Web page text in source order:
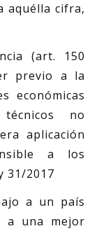
aquélla cifra,
(art. 150
previo a la
económicas
no
aplicación
a los
31/2017
a un país
a una mejor